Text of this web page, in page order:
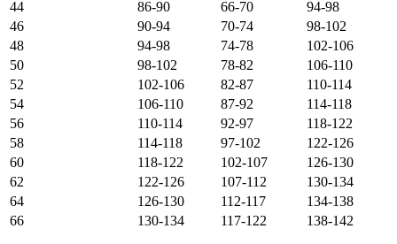
44
86-90 66-70
94-98
46
90-94 70-74
98-102
48
94-98 74-78
102-106
50
98-102 78-82
106-110
52
102-106 82-87
110-114
54
106-110 87-92
114-118
56
110-114 92-97
118-122
58
114-118 97-102
122-126
60
118-122 102-107
126-130
62
122-126 107-112
130-134
64
126-130 112-117
134-138
66
130-134 117-122 138-142